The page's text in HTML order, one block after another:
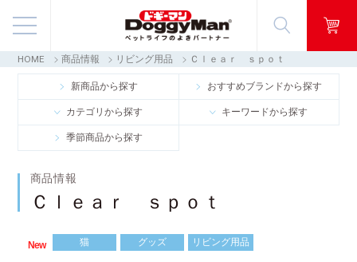
商品情報
映像ギャラリー
お客様窓口・Q＆A
会社情報
HOME 商品情報 リビング用品 Ｃｌｅａｒ ｓｐｏｔ
新商品から探す おすすめブランドから探す
カテゴリから探す キーワードから探す
季節商品から探す
商品情報
Ｃｌｅａｒ ｓｐｏｔ
New 猫 グッズ リビング用品